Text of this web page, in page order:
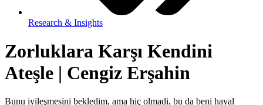
Research & Insights
Zorluklara Karşı Kendini
Ateşle | Cengiz Erşahin
Bunu iyileşmesini bekledim, ama hiç olmadi, bu da beni hayal